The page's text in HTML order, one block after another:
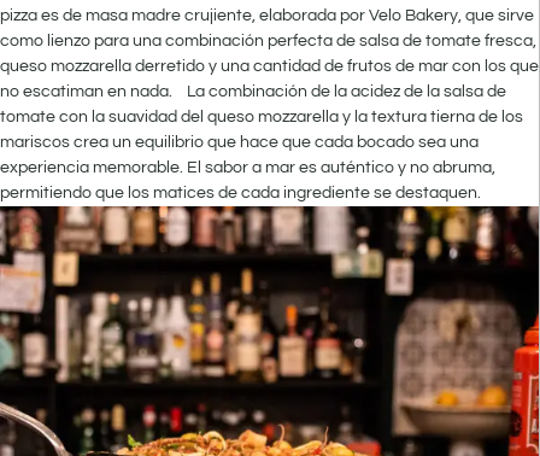
pizza es de masa madre crujiente, elaborada por Velo Bakery, que sirve
como lienzo para una combinación perfecta de salsa de tomate fresca,
queso mozzarella derretido y una cantidad de frutos de mar con los que
no escatiman en nada.
La combinación de la acidez de la salsa de
tomate con la suavidad del queso mozzarella y la textura tierna de los
mariscos crea un equilibrio que hace que cada bocado sea una
experiencia memorable. El sabor a mar es auténtico y no abruma,
permitiendo que los matices de cada ingrediente se destaquen.